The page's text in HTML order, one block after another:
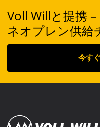
Voll Willと提携
ネオプレン供給
今す